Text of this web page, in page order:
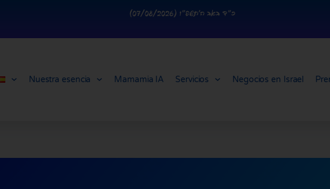
כ״ד באב ה׳תשפ״ו (07/08/2026)
Nuestra esencia Mamamia IA Servicios Negocios en Israel